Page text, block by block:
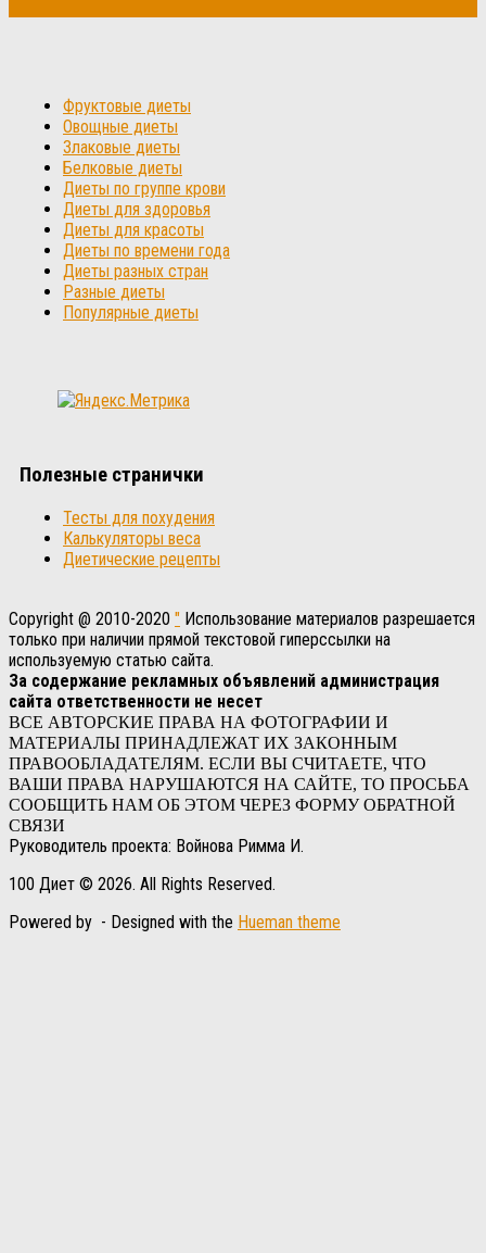
Фруктовые диеты
Овощные диеты
Злаковые диеты
Белковые диеты
Диеты по группе крови
Диеты для здоровья
Диеты для красоты
Диеты по времени года
Диеты разных стран
Разные диеты
Популярные диеты
Полезные странички
Тесты для похудения
Калькуляторы веса
Диетические рецепты
Copyright @ 2010-2020 " Использование материалов разрешается
только при наличии прямой текстовой гиперссылки на
используемую статью сайта.
За содержание рекламных объявлений администрация
сайта ответственности не несет
ВСЕ АВТОРСКИЕ ПРАВА НА ФОТОГРАФИИ И
МАТЕРИАЛЫ ПРИНАДЛЕЖАТ ИХ ЗАКОННЫМ
ПРАВООБЛАДАТЕЛЯМ. ЕСЛИ ВЫ СЧИТАЕТЕ, ЧТО
ВАШИ ПРАВА НАРУШАЮТСЯ НА САЙТЕ, ТО ПРОСЬБА
СООБЩИТЬ НАМ ОБ ЭТОМ ЧЕРЕЗ ФОРМУ ОБРАТНОЙ
СВЯЗИ
Руководитель проекта: Войнова Римма И.
100 Диет © 2026. All Rights Reserved.
Powered by - Designed with the Hueman theme